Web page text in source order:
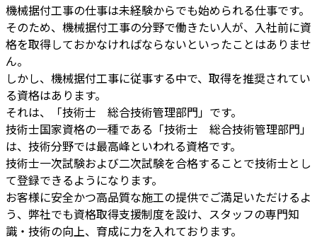
機械据付工事の仕事は未経験からでも始められる仕事です。
そのため、機械据付工事の分野で働きたい人が、入社前に資
格を取得しておかなければならないといったことはありませ
ん。
しかし、機械据付工事に従事する中で、取得を推奨されてい
る資格はあります。
それは、「技術士 総合技術管理部門」です。
技術士国家資格の一種である「技術士 総合技術管理部門」
は、技術分野では最高峰といわれる資格です。
技術士一次試験および二次試験を合格することで技術士とし
て登録できるようになります。
お客様に安全かつ高品質な施工の提供でご満足いただけるよ
う、弊社でも資格取得支援制度を設け、スタッフの専門知
識・技術の向上、育成に力を入れております。